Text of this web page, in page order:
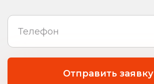
Отправить заявку